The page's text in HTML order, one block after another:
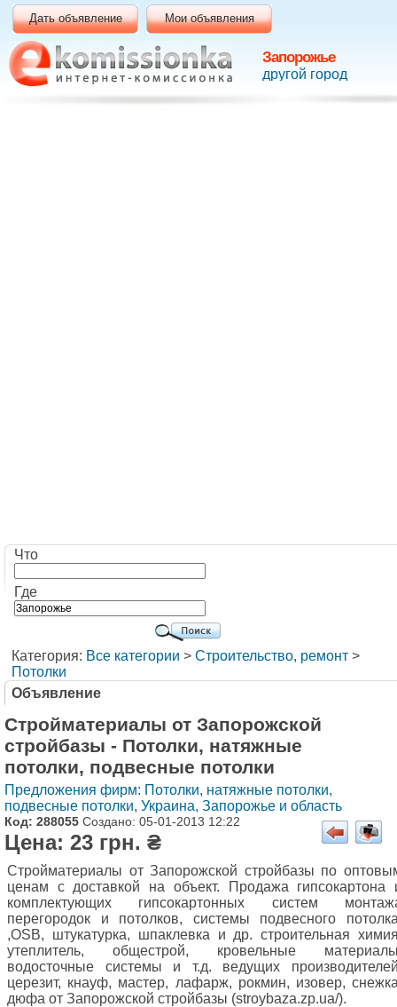
Запорожье
другой город
Дать объявление Мои объявления
Что
Где
Категория: Все категории > Строительство, ремонт >
Потолки
Объявление
Стройматериалы от Запорожской
стройбазы - Потолки, натяжные
потолки, подвесные потолки
Предложения фирм: Потолки, натяжные потолки,
подвесные потолки, Украина, Запорожье и область
Код: 288055 Создано: 05-01-2013 12:22
Цена: 23 грн. ₴
Стройматериалы от Запорожской стройбазы по
ценам с доставкой на объект. Продажа гипсокартона
комплектующих гипсокартонных систем
перегородок и потолков, системы подвесного
,OSB, штукатурка, шпаклевка и др. строительная
утеплитель, общестрой, кровельные
водосточные системы и т.д. ведущих
церезит, кнауф, мастер, лафарж, рокмин, изовер,
дюфа от Запорожской стройбазы (stroybaza.zp.ua/).